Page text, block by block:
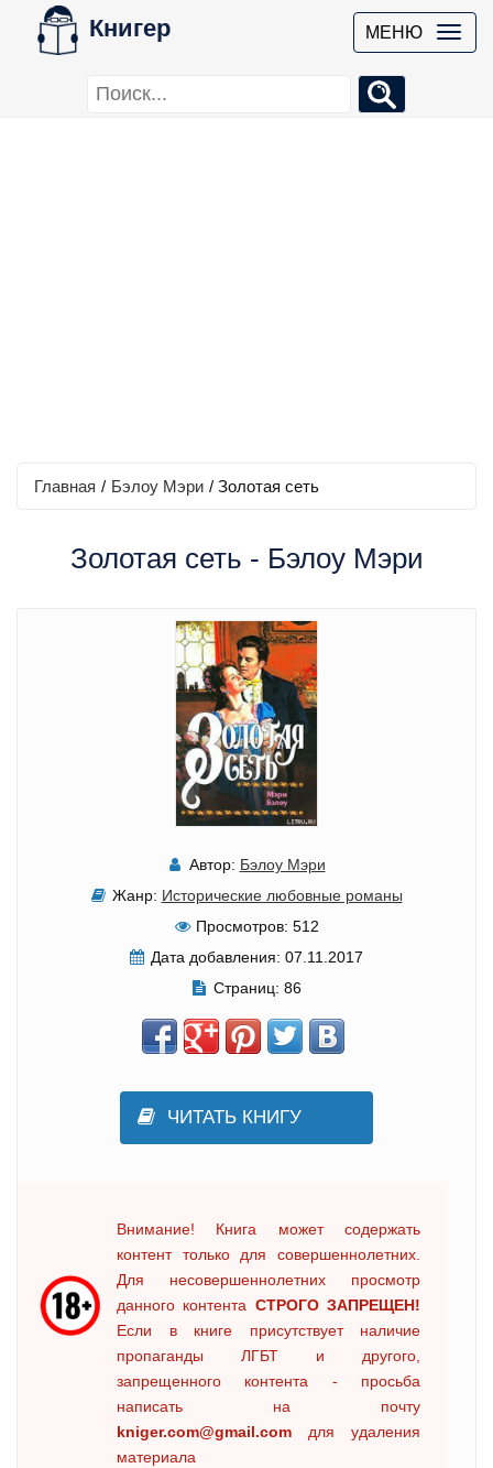
Книгер МЕНЮ
Главная / Бэлоу Мэри / Золотая сеть
Золотая сеть - Бэлоу Мэри
Автор: Бэлоу Мэри
Жанр: Исторические любовные романы
Просмотров: 512
Дата добавления: 07.11.2017
Страниц: 86
ЧИТАТЬ КНИГУ
Внимание! Книга может содержать
контент только для совершеннолетних.
Для несовершеннолетних просмотр
данного контента СТРОГО ЗАПРЕЩЕН!
Если в книге присутствует наличие
пропаганды ЛГБТ и другого,
запрещенного контента - просьба
написать на почту
kniger.com@gmail.com для удаления
материала